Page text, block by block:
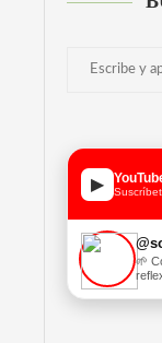
▶
🌱